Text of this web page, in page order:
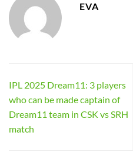
EVA
IPL 2025 Dream11: 3 players
who can be made captain of
Dream11 team in CSK vs SRH
match